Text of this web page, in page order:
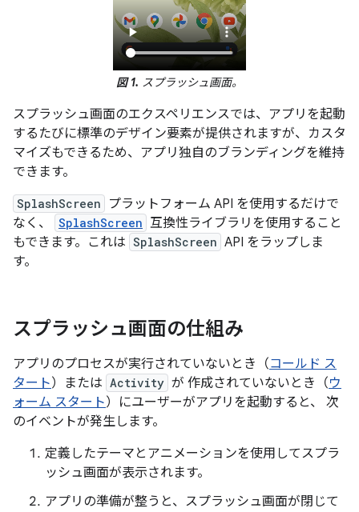
図 1. スプラッシュ画面。
スプラッシュ画面のエクスペリエンスでは、アプリを起動
するたびに標準のデザイン要素が提供されますが、カスタ
マイズもできるため、アプリ独自のブランディングを維持
できます。
SplashScreen
プラットフォーム API を使用するだけで
なく、
SplashScreen 互換性ライブラリを使用すること
もできます。これは SplashScreen API をラップしま
す。
スプラッシュ画面の仕組み
アプリのプロセスが実行されていないとき（コールド ス
タート）または Activity が 作成されていないとき（ウ
ォーム スタート）にユーザーがアプリを起動すると、 次
のイベントが発生します。
定義したテーマとアニメーションを使用してスプラ
ッシュ画面が表示されます。
アプリの準備が整うと、スプラッシュ画面が閉じて